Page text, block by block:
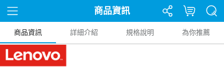
商品資訊
商品資訊 詳細介紹 規格說明 為你推薦